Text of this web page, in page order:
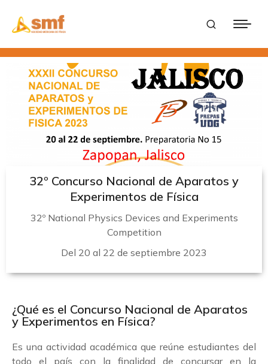
32º Concurso Nacional de Aparatos y
Experimentos de Física
32º National Physics Devices and Experiments
Competition
Del 20 al 22 de septiembre 2023
¿Qué es el Concurso Nacional de Aparatos
y Experimentos en Física?
Es una actividad académica que reúne estudiantes del
todo el país con la finalidad de concursar en la